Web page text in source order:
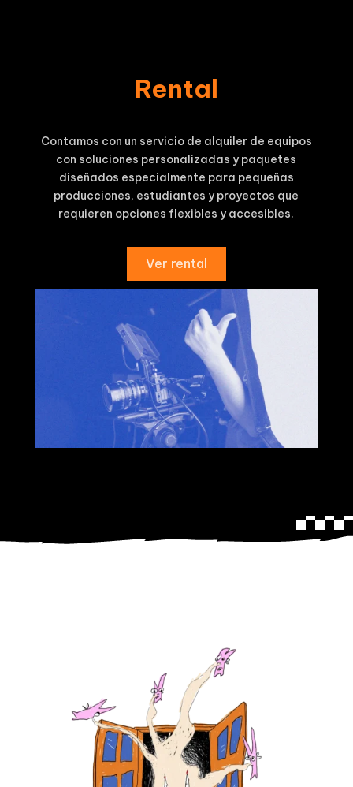
Rental
Contamos con un servicio de alquiler de equipos
con soluciones personalizadas y paquetes
diseñados especialmente para pequeñas
producciones, estudiantes y proyectos que
requieren opciones flexibles y accesibles.
Ver rental